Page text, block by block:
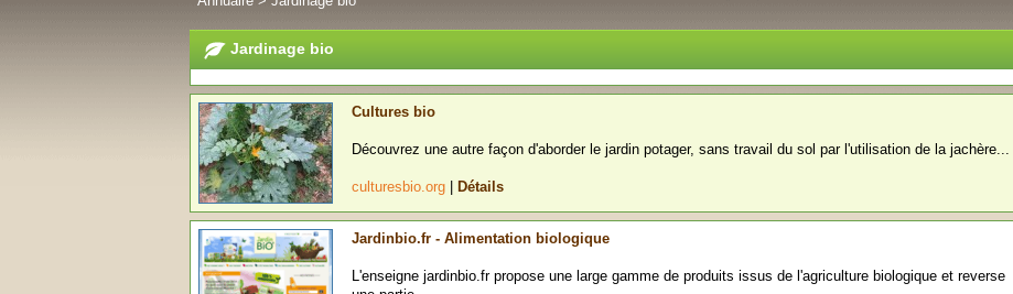
Jardinage bio
Cultures bio
Découvrez une autre façon d'aborder le jardin potager, sans travail du sol par l'utilisation de la jachère...
culturesbio.org Détails
Jardinbio.fr - Alimentation biologique
L'enseigne jardinbio.fr propose une large gamme de produits issus de l'agriculture biologique et reverse